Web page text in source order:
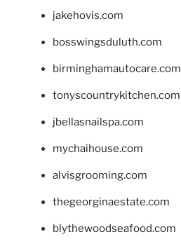
jakehovis.com
bosswingsduluth.com
birminghamautocare.com
tonyscountrykitchen.com
jbellasnailspa.com
mychaihouse.com
alvisgrooming.com
thegeorginaestate.com
blythewoodseafood.com